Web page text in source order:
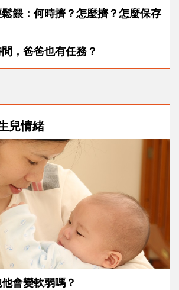
餵：何時擠？怎麼擠？怎麼保存
，爸爸也有任務？
兒情緒
會變軟弱嗎？